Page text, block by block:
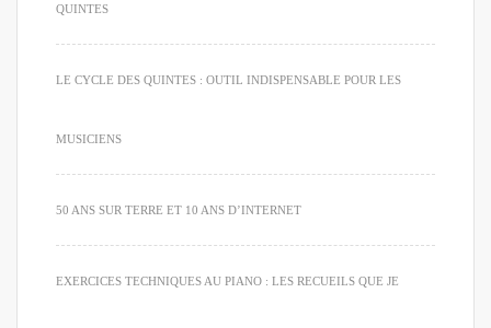
QUINTES
LE CYCLE DES QUINTES : OUTIL INDISPENSABLE POUR LES
MUSICIENS
50 ANS SUR TERRE ET 10 ANS D’INTERNET
EXERCICES TECHNIQUES AU PIANO : LES RECUEILS QUE JE